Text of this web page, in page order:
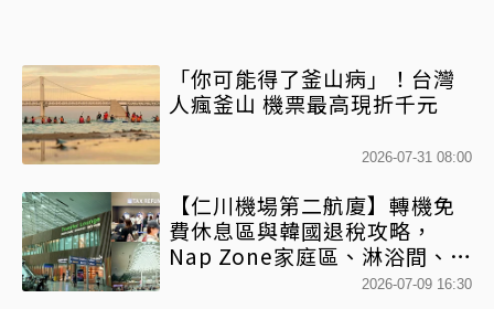
「你可能得了釜山病」！台灣
人瘋釜山 機票最高現折千元
2026-07-31 08:00
【仁川機場第二航廈】轉機免
費休息區與韓國退稅攻略，
Nap Zone家庭區、淋浴間、美
2026-07-09 16:30